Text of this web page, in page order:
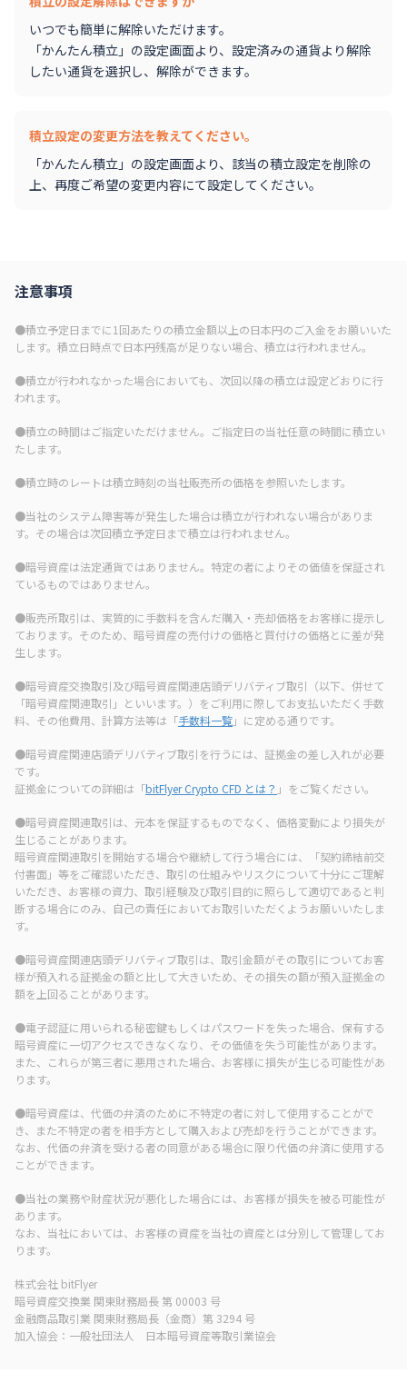
いつでも簡単に解除いただけます。
「かんたん積立」の設定画面より、設定済みの通貨より解除
したい通貨を選択し、解除ができます。
積立設定の変更方法を教えてください。
「かんたん積立」の設定画面より、該当の積立設定を削除の
上、再度ご希望の変更内容にて設定してください。
注意事項
●積立予定日までに1回あたりの積立金額以上の日本円のご入金をお願いいた
します。積立日時点で日本円残高が足りない場合、積立は行われません。
●積立が行われなかった場合においても、次回以降の積立は設定どおりに行
われます。
●積立の時間はご指定いただけません。ご指定日の当社任意の時間に積立い
たします。
●積立時のレートは積立時刻の当社販売所の価格を参照いたします。
●当社のシステム障害等が発生した場合は積立が行われない場合がありま
す。その場合は次回積立予定日まで積立は行われません。
●暗号資産は法定通貨ではありません。特定の者によりその価値を保証され
ているものではありません。
●販売所取引は、実質的に手数料を含んだ購入・売却価格をお客様に提示し
ております。そのため、暗号資産の売付けの価格と買付けの価格とに差が発
生します。
●暗号資産交換取引及び暗号資産関連店頭デリバティブ取引（以下、併せて
「暗号資産関連取引」といいます。）をご利用に際してお支払いただく手数
料、その他費用、計算方法等は「手数料一覧」に定める通りです。
●暗号資産関連店頭デリバティブ取引を行うには、証拠金の差し入れが必要
です。
証拠金についての詳細は「bitFlyer Crypto CFD とは？ 」をご覧ください。
●暗号資産関連取引は、元本を保証するものでなく、価格変動により損失が
生じることがあります。
暗号資産関連取引を開始する場合や継続して行う場合には、「契約締結前交
付書面」等をご確認いただき、取引の仕組みやリスクについて十分にご理解
いただき、お客様の資力、取引経験及び取引目的に照らして適切であると判
断する場合にのみ、自己の責任においてお取引いただくようお願いいたしま
す。
●暗号資産関連店頭デリバティブ取引は、取引金額がその取引についてお客
様が預入れる証拠金の額と比して大きいため、その損失の額が預入証拠金の
額を上回ることがあります。
●電子認証に用いられる秘密鍵もしくはパスワードを失った場合、保有する
暗号資産に一切アクセスできなくなり、その価値を失う可能性があります。
また、これらが第三者に悪用された場合、お客様に損失が生じる可能性があ
ります。
●暗号資産は、代価の弁済のために不特定の者に対して使用することがで
き、また不特定の者を相手方として購入および売却を行うことができます。
なお、代価の弁済を受ける者の同意がある場合に限り代価の弁済に使用する
ことができます。
●当社の業務や財産状況が悪化した場合には、お客様が損失を被る可能性が
あります。
なお、当社においては、お客様の資産を当社の資産とは分別して管理してお
ります。
株式会社 bitFlyer
暗号資産交換業 関東財務局長 第 00003 号
金融商品取引業 関東財務局長（金商）第 3294 号
加入協会：一般社団法人 日本暗号資産等取引業協会